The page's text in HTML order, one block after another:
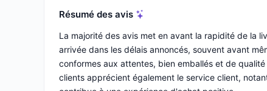
Résumé des avis
La majorité des avis met en avant la rapidité de la
arrivée dans les délais annoncés, souvent avant
conformes aux attentes, bien emballés et de
clients apprécient également le service client,